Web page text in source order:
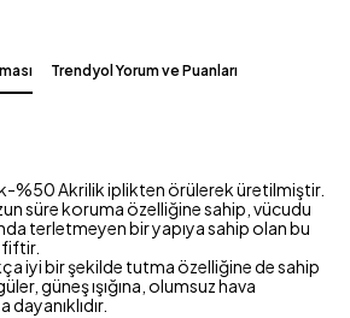
Trendyol Yorum ve Puanları
%50 Akrilik iplikten örülerek üretilmiştir.
süre koruma özelliğine sahip, vücudu
terletmeyen bir yapıya sahip olan bu
iyi bir şekilde tutma özelliğine de sahip
güneş ışığına, olumsuz hava